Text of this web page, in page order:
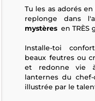
Tu les as adorés
replonge dans
mystèresen TRÈS
Installe-toi
beaux feutres ou
et redonne vie
lanternes du chef-
illustrée par le